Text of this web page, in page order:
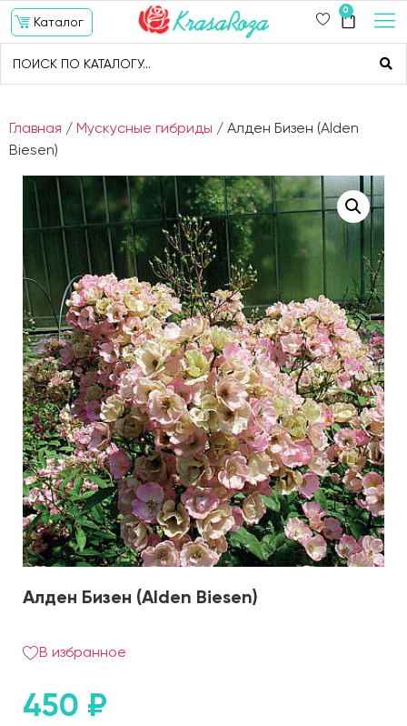
Каталог
0
Главная / Мускусные гибриды / Алден Бизен (Alden
Biesen)
Алден Бизен (Alden Biesen)
В избранное
450 ₽